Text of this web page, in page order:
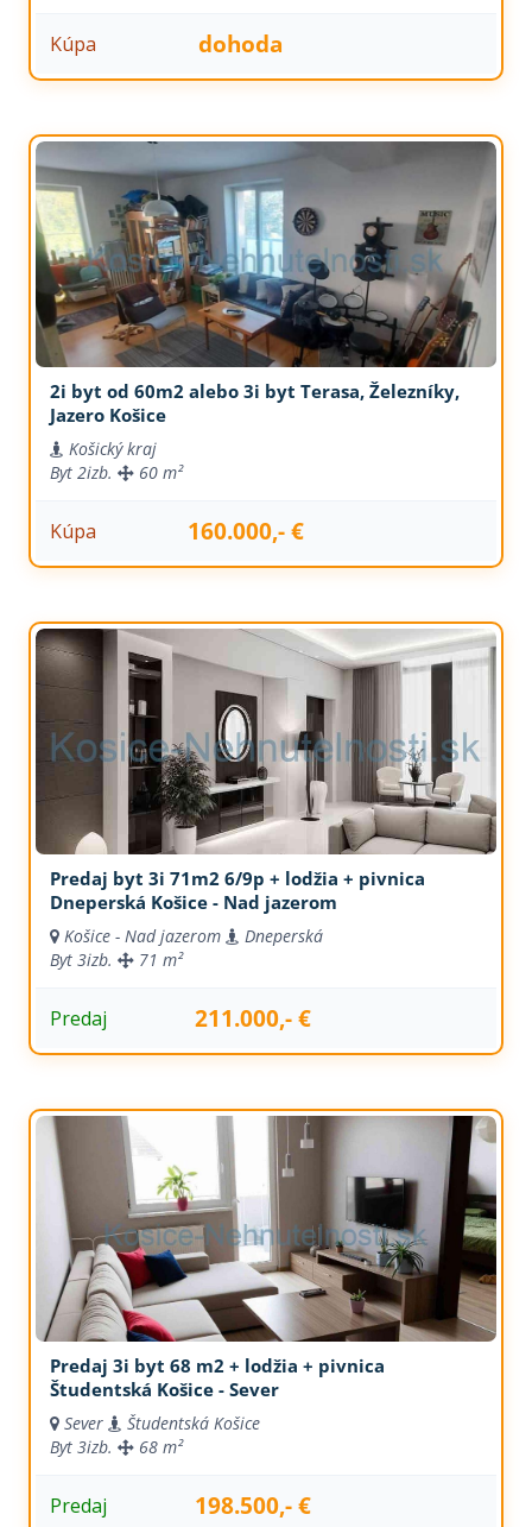
Kúpa dohoda
2i byt od 60m2 alebo 3i byt Terasa, Železníky,
Jazero Košice
Košický kraj
Byt 2izb. 60 m²
Kúpa 160.000,- €
Predaj byt 3i 71m2 6/9p + lodžia + pivnica
Dneperská Košice - Nad jazerom
Košice - Nad jazerom
Dneperská
Byt 3izb. 71 m²
Predaj 211.000,- €
Predaj 3i byt 68 m2 + lodžia + pivnica
Študentská Košice - Sever
Sever
Študentská Košice
Byt 3izb. 68 m²
Predaj 198.500,- €